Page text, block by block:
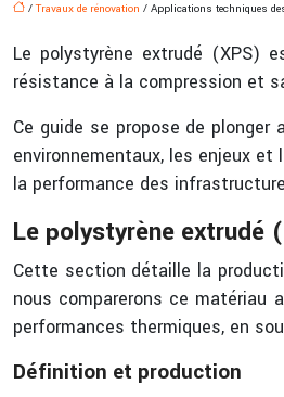
/Travaux de rénovation / Applications techniques
Le polystyrène extrudé (XPS)
résistance à la compression et
Ce guide se propose de
environnementaux, les enjeux
la performance des
Le polystyrène
Cette section détaille la
nous comparerons ce matériau
performances thermiques, en
Définition et production